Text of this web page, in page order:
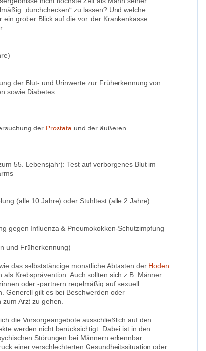
„durchchecken“ zu lassen? Und welche
grober Blick auf die von der Krankenkasse
der Blut- und Urinwerte zur Früherkennung von
sowie Diabetes
der Prostata und der äußeren
55. Lebensjahr): Test auf verborgenes Blut im
(alle 10 Jahre) oder Stuhltest (alle 2 Jahre)
gegen Influenza & Pneumokokken-Schutzimpfung
und Früherkennung)
das selbstständige monatliche Abtasten der Hoden
Krebsprävention. Auch sollten sich z.B. Männer
oder -partnern regelmäßig auf sexuell
Generell gilt es bei Beschwerden oder
Arzt zu gehen.
die Vorsorgeangebote ausschließlich auf den
werden nicht berücksichtigt. Dabei ist in den
Störungen bei Männern erkennbar
einer verschlechterten Gesundheitssituation oder